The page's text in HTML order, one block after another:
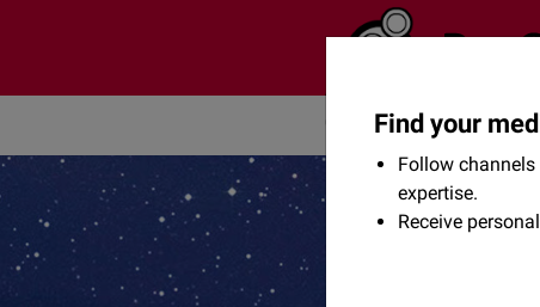
Community Flexikon
Find your
Follow
expertise.
Receive